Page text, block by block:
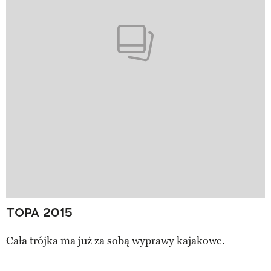
TOPA 2015
Cała trójka ma już za sobą wyprawy kajakowe.